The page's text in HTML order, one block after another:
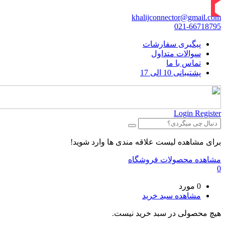
khalijconnector@gmail.com
021-66718795
پیگیری سفارشات
سوالات متداول
تماس با ما
پشتیبانی 10 الی 17
Login Register
برای مشاهده لیست علاقه مندی ها وارد شوید!
مشاهده محصولات فروشگاه
0
0 مورد
مشاهده سبد خرید
هیچ محصولی در سبد خرید نیست.